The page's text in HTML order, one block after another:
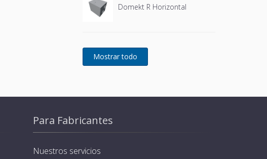
Domekt R Horizontal
Para Fabricantes
Nuestros servicios